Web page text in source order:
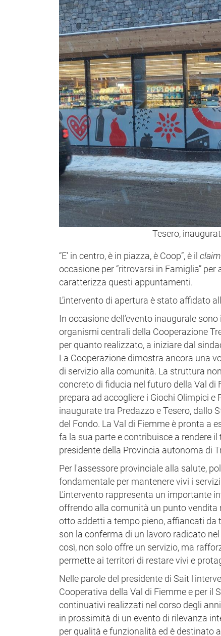
Tesero,
“E’ in centro, è in piazza, è Coop”, è il claim
occasione per “ritrovarsi in Famiglia”
caratterizza questi appuntamenti.
L’intervento di apertura è stato affidato
In occasione dell’evento inaugurale
organismi centrali della Cooperazione
per quanto realizzato, a iniziare dal
La Cooperazione dimostra ancora una
di servizio alla comunità. La struttura
concreto di fiducia nel futuro della Val di
prepara ad accogliere i Giochi Olimpici
inaugurate tra Predazzo e Tesero, dallo
del Fondo. La Val di Fiemme è pronta a
fa la sua parte e contribuisce a rendere
presidente della Provincia autonoma di
Per l'assessore provinciale alla salute,
fondamentale per mantenere vivi i
L'intervento rappresenta un importante
offrendo alla comunità un punto
otto addetti a tempo pieno, affiancati
son la conferma di un lavoro radicato
così, non solo offre un servizio, ma
permette ai territori di restare vivi e
Nelle parole del presidente di Sait
Cooperativa della Val di Fiemme e per
continuativi realizzati nel corso degli
in prossimità di un evento di rilevanza
per qualità e funzionalità ed è destinato